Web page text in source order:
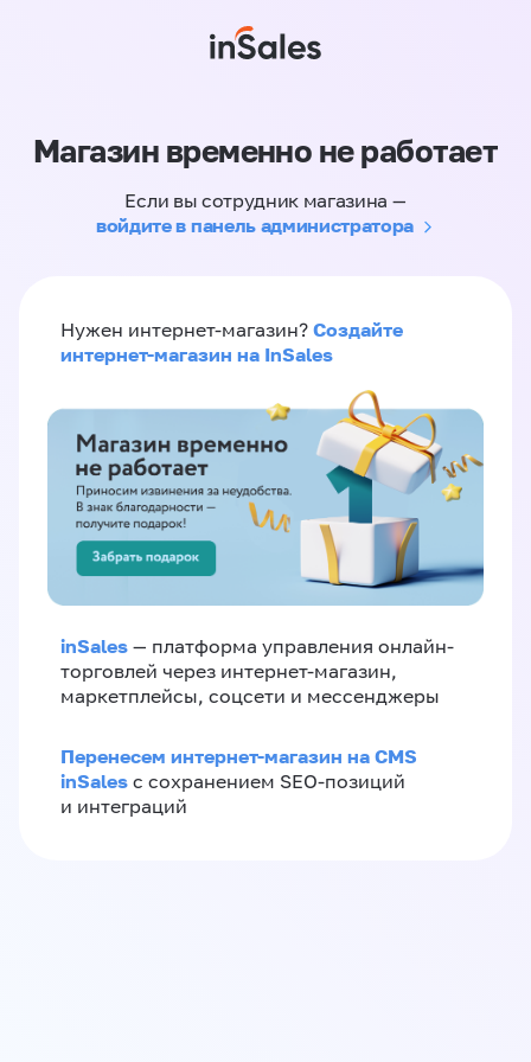
Магазин временно не работает
Если вы сотрудник магазина —
войдите в панель администратора
Нужен интернет-магазин? Создайте
интернет-магазин на InSales
inSales — платформа управления онлайн-
торговлей через интернет-магазин,
маркетплейсы, соцсети и мессенджеры
Перенесем интернет-магазин на CMS
inSales с сохранением SEO-позиций
и интеграций